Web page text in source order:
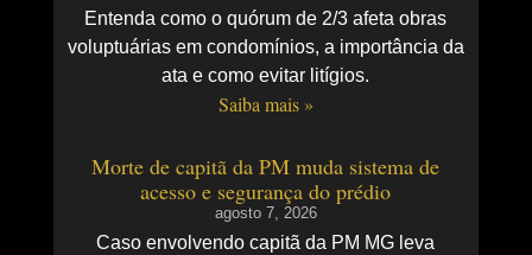
Entenda como o quórum de 2/3 afeta obras
voluptuárias em condomínios, a importância da
ata e como evitar litígios.
Saiba mais »
Morte de capitã da PM muda sistema de
acesso e segurança do prédio
agosto 7, 2026
Caso envolvendo capitã da PM MG leva